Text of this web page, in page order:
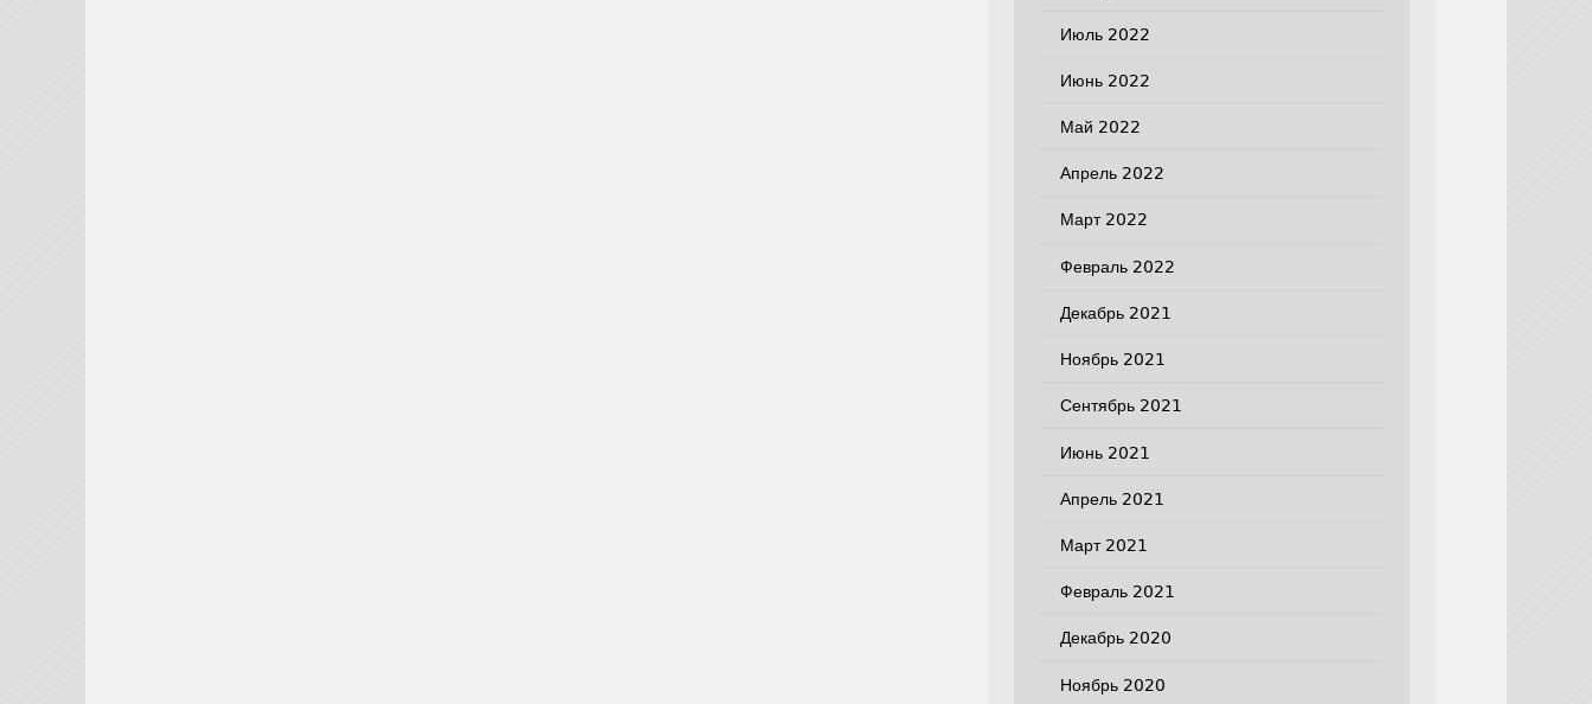
Июль 2022
Июнь 2022
Май 2022
Апрель 2022
Март 2022
Февраль 2022
Декабрь 2021
Ноябрь 2021
Сентябрь 2021
Июнь 2021
Апрель 2021
Март 2021
Февраль 2021
Декабрь 2020
Ноябрь 2020